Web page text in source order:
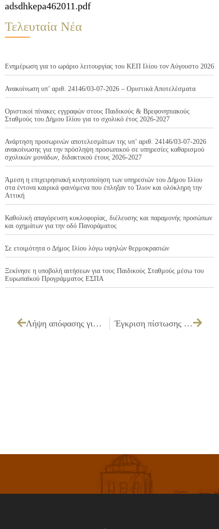
adsdhkepa462011.pdf
Τελευταία Νέα
Ενημέρωση για το ωράριο λειτουργίας του ΚΕΠ Ιλίου τον Αύγουστο 2026
Ανακοίνωση υπ’ αριθ. 24146/03-07-2026 – Οριστικά Αποτελέσματα
Οριστικοί πίνακες εγγραφών στους Παιδικούς & Βρεφονηπιακούς
Σταθμούς του Δήμου Ιλίου για το σχολικό έτος 2026-2027
Ανάρτηση προσωρινών αποτελεσμάτων της υπ’ αριθ. 24146/03-07-2026
ανακοίνωσης για την πρόσληψη προσωπικού σε υπηρεσίες καθαρισμού
σχολικών μονάδων, διδακτικού έτους 2026-2027
Άμεση η επιχειρησιακή κινητοποίηση των υπηρεσιών του Δήμου Ιλίου
στα έντονα καιρικά φαινόμενα που έπληξαν το Ίλιον και ολόκληρη την
Αττική
Καθολική απαγόρευση κυκλοφορίας, διέλευσης και παραμονής προσώπων
και οχημάτων για την οδό Πανοράματος
Σε ετοιμότητα ο Δήμος Ιλίου λόγω υψηλών θερμοκρασιών
Ξεκίνησε η υποβολή αιτήσεων για τους Παιδικούς Σταθμούς μέσω του
Ευρωπαϊκού Προγράμματος ΕΣΠΑ
Λήψη απόφασης για εξέταση προσφορών και εισήγηση ανάθεσης που αφορά την παράσταση Καραγκιόζη από το θέατρο σκιών Έγκριση πίστωσης ποσού 1.650,00€ με ΦΠΑ για μουσική εκδήλωση στις 27/8/2011 στην πλατεία Αγ. Φανουρίου στο πλαίσιο του εορτασμού του Αγίου Φανουρίου